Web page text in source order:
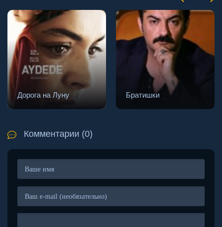
Дорога на Луну Братишки
Комментарии (0)